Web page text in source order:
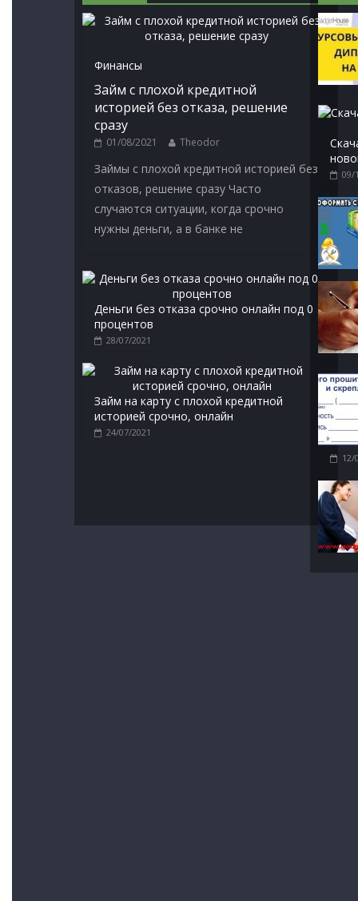
Финансы
Займ с плохой кредитной
историей без отказа, решение
сразу
01/08/2021 Theodor
Займы с плохой кредитной историей без
отказов, решение сразу Часто
случаются ситуации, когда срочно
нужны деньги, а в банке не
Деньги без отказа срочно онлайн под 0
процентов
28/07/2021
Займ на карту с плохой кредитной
историей срочно, онлайн
24/07/2021
09/
12/